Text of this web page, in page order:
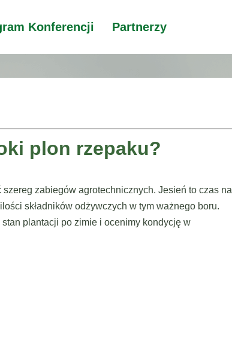
Konferencji Partnerzy
plon rzepaku?
zabiegów agrotechnicznych. Jesień to czas na
składników odżywczych w tym ważnego boru.
plantacji po zimie i ocenimy kondycję w